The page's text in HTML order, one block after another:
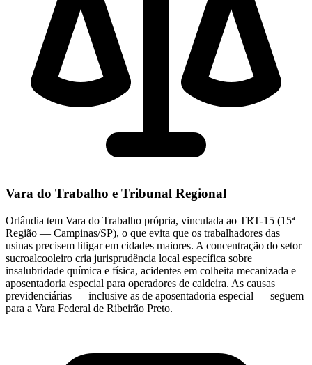
Vara do Trabalho e Tribunal Regional
Orlândia tem Vara do Trabalho própria, vinculada ao TRT-15 (15ª
Região — Campinas/SP), o que evita que os trabalhadores das
usinas precisem litigar em cidades maiores. A concentração do setor
sucroalcooleiro cria jurisprudência local específica sobre
insalubridade química e física, acidentes em colheita mecanizada e
aposentadoria especial para operadores de caldeira. As causas
previdenciárias — inclusive as de aposentadoria especial — seguem
para a Vara Federal de Ribeirão Preto.